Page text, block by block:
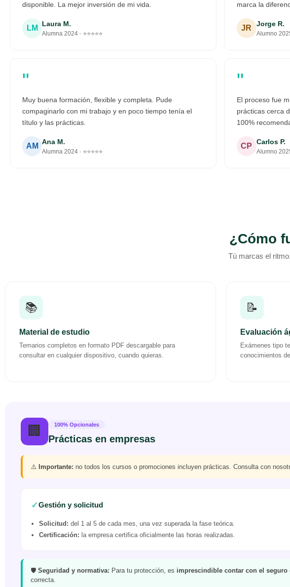
disponible. La mejor inversión de mi vida.
LM
Laura M.
Alumna 2024 · ⭐⭐⭐⭐⭐
marca la
JR
Jorge R.
Alumno 2025
"
Muy buena formación, flexible y completa. Pude
compaginarlo con mi trabajo y en poco tiempo tenía el
título y las prácticas.
AM
Ana M.
Alumna 2024 · ⭐⭐⭐⭐⭐
"
El proceso fue
prácticas cerca
100%
CP
Carlos P.
Alumno 2025
¿Cómo
Tú marcas el
📚
Material de estudio
Temarios completos en formato PDF descargable para
consultar en cualquier dispositivo, cuando quieras.
📝
Evaluación
Exámenes tipo
conocimientos
🏢 100% Opcionales
Prácticas en empresas
⚠️ Importante: no todos los cursos o promociones incluyen prácticas. Consulta con
✓Gestión y solicitud
Solicitud: del 1 al 5 de cada mes, una vez superada la fase teórica.
Certificación: la empresa certifica oficialmente las horas realizadas.
🛡️ Seguridad y normativa: Para tu protección, es imprescindible contar con el seguro
correcta.